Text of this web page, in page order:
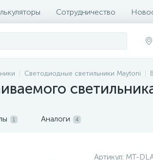
Сотрудничество
Светодиодные светильники Maytoni
1 Аналоги 4
Артикул: MT-